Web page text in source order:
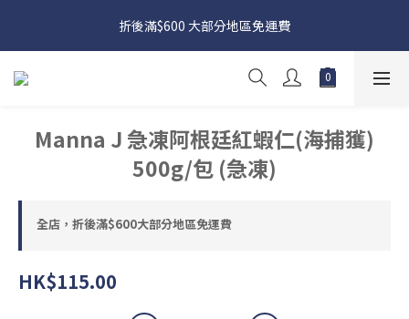
日本接近假期，貨源較不穩定；如想在 8 月 11 日至 8 月 15 日收
貨，請務必於 8 月 10 日前落單
折後滿$600 大部分地區免運費
日本接近假期，貨源較不穩定；如想在 8 月 11 日至 8 月 15 日收
貨，請務必於 8 月 10 日前落單
Manna J 急凍阿根廷紅蝦仁(海捕獲)
500g/包 (急凍)
全店，折後滿$600大部分地區免運費
HK$115.00